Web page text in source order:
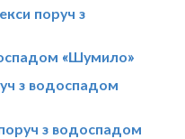
поруч з
«Шумило»
з водоспадом
з водоспадом